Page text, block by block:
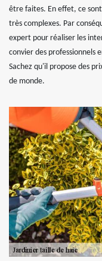
être faites. En effet, ce
très complexes. Par
expert pour réaliser les
convier des professionnels
Sachez qu'il propose des
de monde.